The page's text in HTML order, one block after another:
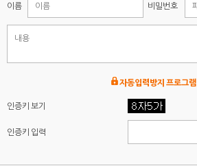
이름 비밀번호
자동입력방지 프로그램
인증키 보기
인증키 입력